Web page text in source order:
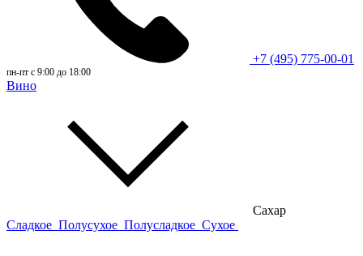
+7 (495) 775-00-01
пн-пт с 9:00 до 18:00
Вино
Сахар
Сладкое Полусухое Полусладкое Сухое